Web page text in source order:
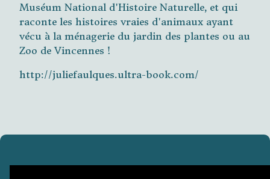
Muséum National d'Histoire Naturelle, et qui
raconte les histoires vraies d'animaux ayant
vécu à la ménagerie du jardin des plantes ou au
Zoo de Vincennes !
http://juliefaulques.ultra-book.com/